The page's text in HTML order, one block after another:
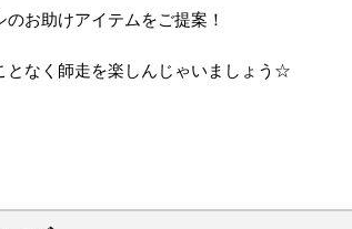
のお助けアイテムをご提案！
となく師走を楽しんじゃいましょう☆